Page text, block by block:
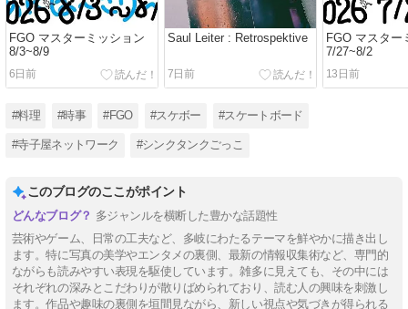
FGO マスターミッション
8/3~8/9
6日前
Saul Leiter : Retrospektive
7日前
FGO マスター
7/27~8/2
13日前
#料理 #時事 #FGO #スケボー #スケートボード
#寺子屋ネットワーク #シンクタンクごっこ
このブログのここがポイント
多ジャンルを横断した豊かな話題性
芸術やゲーム、日常の工夫など、多岐にわたるテーマを鮮やかに描き出し
ます。特に写真の美学やエンタメの裏側、最新の情報収集術など、専門的
ながらも読みやすい表現を駆使しています。雑多に見えても、その中には
それぞれの深みとこだわりが散りばめられており、読む人の興味を刺激し
ます。作品や趣味の裏側を垣間見ながら、新しい視点や気づきが得られる